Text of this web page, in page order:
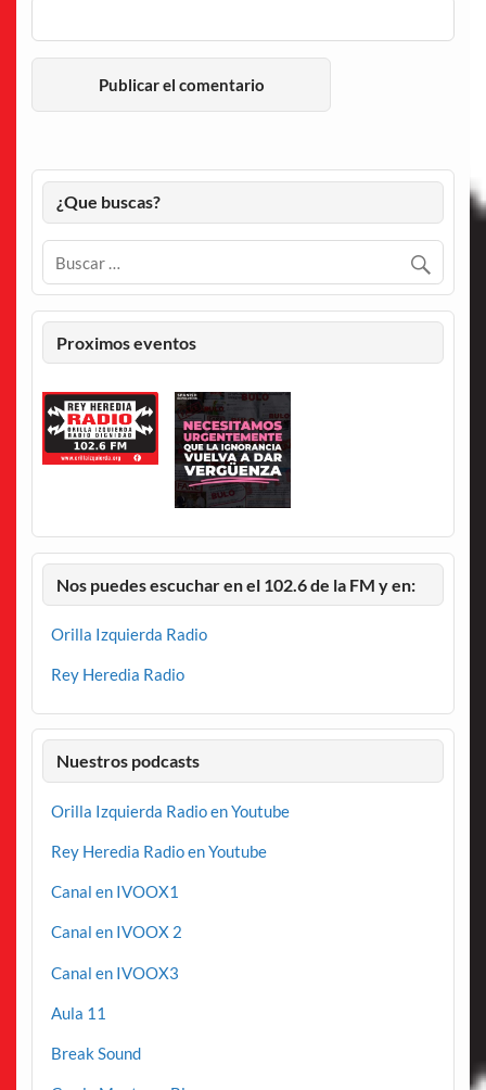
¿Que buscas?
Proximos eventos
Nos puedes escuchar en el 102.6 de la FM y en:
Orilla Izquierda Radio
Rey Heredia Radio
Nuestros podcasts
Orilla Izquierda Radio en Youtube
Rey Heredia Radio en Youtube
Canal en IVOOX1
Canal en IVOOX 2
Canal en IVOOX3
Aula 11
Break Sound